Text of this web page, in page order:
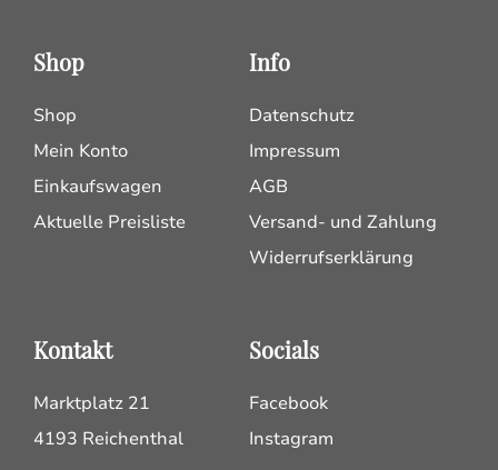
Shop
Shop
Mein Konto
Einkaufswagen
Aktuelle Preisliste
Info
Datenschutz
Impressum
AGB
Versand- und Zahlung
Widerrufserklärung
Kontakt
Marktplatz 21
4193 Reichenthal
Socials
Facebook
Instagram